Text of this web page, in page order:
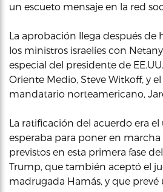
un escueto mensaje en la red
La aprobación llega después de
los ministros israelíes con
especial del presidente de
Oriente Medio, Steve Witkoff, y
mandatario norteamericano,
La ratificación del acuerdo era
esperaba para poner en
previstos en esta primera fase
Trump, que también aceptó el
madrugada Hamás, y que